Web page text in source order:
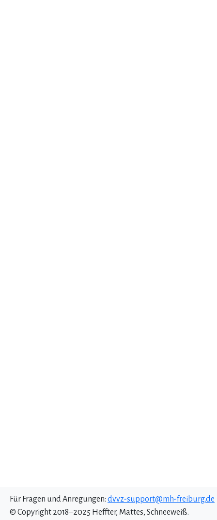
Für Fragen und Anregungen: dvvz-support@mh-freiburg.de
© Copyright 2018–2025 Heffter, Mattes, Schneeweiß.